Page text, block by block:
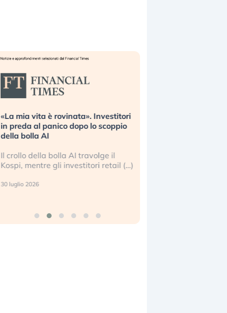
«La mia vita è rovinata». Investitori
in preda al panico dopo lo scoppio
della bolla AI
Il crollo della bolla AI travolge il
Kospi, mentre gli investitori retail (…)
30 luglio 2026